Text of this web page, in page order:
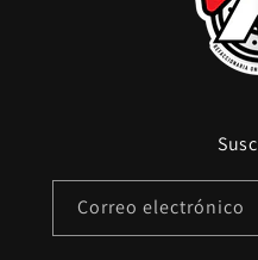
Correo electrónico